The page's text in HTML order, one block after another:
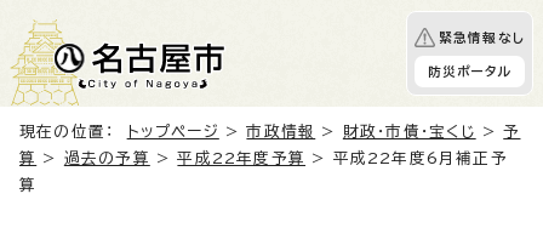
緊急情報なし
防災ポータル
現在の位置： トップページ >市政情報 > 財政・市債・宝くじ >予
算
> 過去の予算 >平成22年度予算
> 平成22年度6月補正予
算